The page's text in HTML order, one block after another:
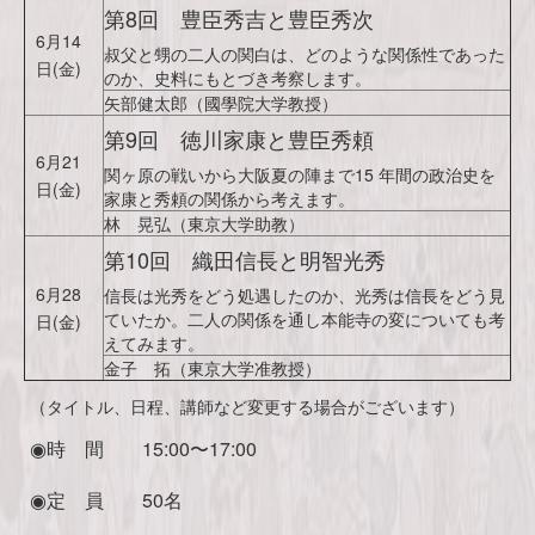
6月14
日(金)
第8回 豊臣秀吉と豊臣秀次
叔父と甥の二人の関白は、どのような関係性であった
のか、史料にもとづき考察します。
矢部健太郎（國學院大学教授）
6月21
日(金)
第9回 徳川家康と豊臣秀頼
関ヶ原の戦いから大阪夏の陣まで15 年間の政治史を
家康と秀頼の関係から考えます。
林 晃弘（東京大学助教）
6月28
日(金)
第10回 織田信長と明智光秀
信長は光秀をどう処遇したのか、光秀は信長をどう見
ていたか。二人の関係を通し本能寺の変についても考
えてみます。
金子 拓（東京大学准教授）
（タイトル、日程、講師など変更する場合がございます）
◉時 間 15:00〜17:00
◉定 員 50名